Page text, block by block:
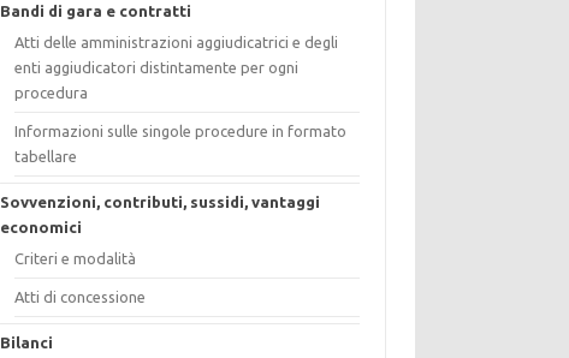
Bandi di gara e contratti
Atti delle amministrazioni aggiudicatrici e degli
enti aggiudicatori distintamente per ogni
procedura
Informazioni sulle singole procedure in formato
tabellare
Sovvenzioni, contributi, sussidi, vantaggi
economici
Criteri e modalità
Atti di concessione
Bilanci